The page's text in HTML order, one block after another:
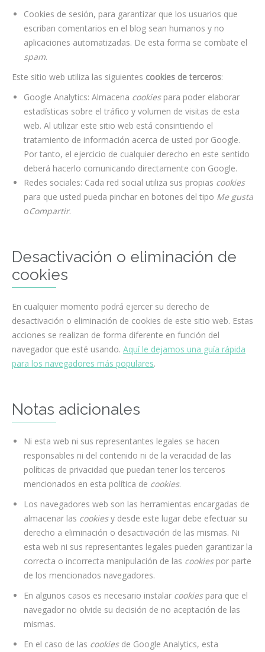
Cookies de sesión, para garantizar que los usuarios que
escriban comentarios en el blog sean humanos y no
aplicaciones automatizadas. De esta forma se combate el
spam.
Este sitio web utiliza las siguientes cookies de terceros:
Google Analytics: Almacena cookiespara poder elaborar
estadísticas sobre el tráfico y volumen de visitas de esta
web. Al utilizar este sitio web está consintiendo el
tratamiento de información acerca de usted por Google.
Por tanto, el ejercicio de cualquier derecho en este sentido
deberá hacerlo comunicando directamente con Google.
Redes sociales: Cada red social utiliza sus propias cookies
para que usted pueda pinchar en botones del tipo Me gusta
oCompartir.
Desactivación o eliminación de
cookies
En cualquier momento podrá ejercer su derecho de
desactivación o eliminación de cookies de este sitio web. Estas
acciones se realizan de forma diferente en función del
navegador que esté usando. Aquí le dejamos una guía rápida
para los navegadores más populares.
Notas adicionales
Ni esta web ni sus representantes legales se hacen
responsables ni del contenido ni de la veracidad de las
políticas de privacidad que puedan tener los terceros
mencionados en esta política de cookies.
Los navegadores web son las herramientas encargadas de
almacenar las cookiesy desde este lugar debe efectuar su
derecho a eliminación o desactivación de las mismas. Ni
esta web ni sus representantes legales pueden garantizar la
correcta o incorrecta manipulación de las cookiespor parte
de los mencionados navegadores.
En algunos casos es necesario instalar cookiespara que el
navegador no olvide su decisión de no aceptación de las
mismas.
En el caso de las cookiesde Google Analytics, esta